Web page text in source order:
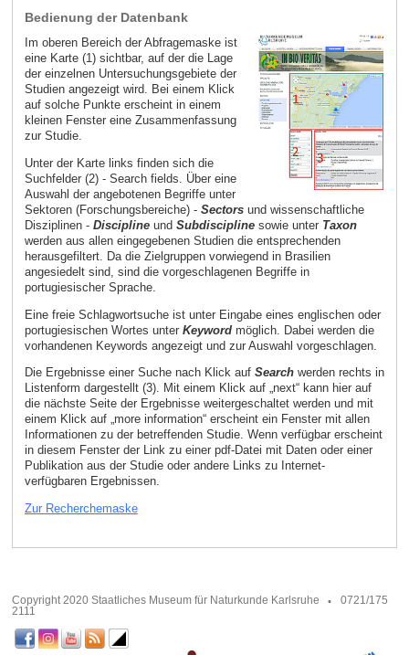
Bedienung der Datenbank
Im oberen Bereich der Abfragemaske ist
eine Karte (1) sichtbar, auf der die Lage
der einzelnen Untersuchungsgebiete der
Studien angezeigt wird. Bei einem Klick
auf solche Punkte erscheint in einem
kleinen Fenster eine Zusammenfassung
zur Studie.
Unter der Karte links finden sich die
Suchfelder (2) - Search fields. Über eine
Auswahl der angebotenen Begriffe unter
Sektoren (Forschungsbereiche) - Sectors und wissenschaftliche
Disziplinen - Discipline und Subdisciplinesowie unter Taxon
werden aus allen eingegebenen Studien die entsprechenden
herausgefiltert. Da die Zielgruppen vorwiegend in Brasilien
angesiedelt sind, sind die vorgeschlagenen Begriffe in
portugiesischer Sprache.
Eine freie Schlagwortsuche ist unter Eingabe eines englischen oder
portugiesischen Wortes unter Keyword möglich. Dabei werden die
vorhandenen Keywords angezeigt und zur Auswahl vorgeschlagen.
Die Ergebnisse einer Suche nach Klick auf Search werden rechts in
Listenform dargestellt (3). Mit einem Klick auf „next“ kann hier auf
die nächste Seite der Ergebnisse weitergeschaltet werden und mit
einem Klick auf „more information“ erscheint ein Fenster mit allen
Informationen zu der betreffenden Studie. Wenn verfügbar erscheint
in diesem Fenster der Link zu einer pdf-Datei mit Daten oder einer
Publikation aus der Studie oder andere Links zu Internet-
verfügbaren Ergebnissen.
Zur Recherchemaske
Copyright 2020 Staatliches Museum für Naturkunde Karlsruhe
0721/175
2111